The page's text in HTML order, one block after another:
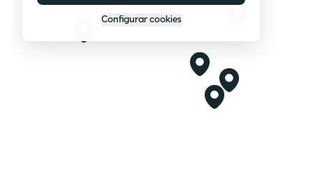
Configurar cookies